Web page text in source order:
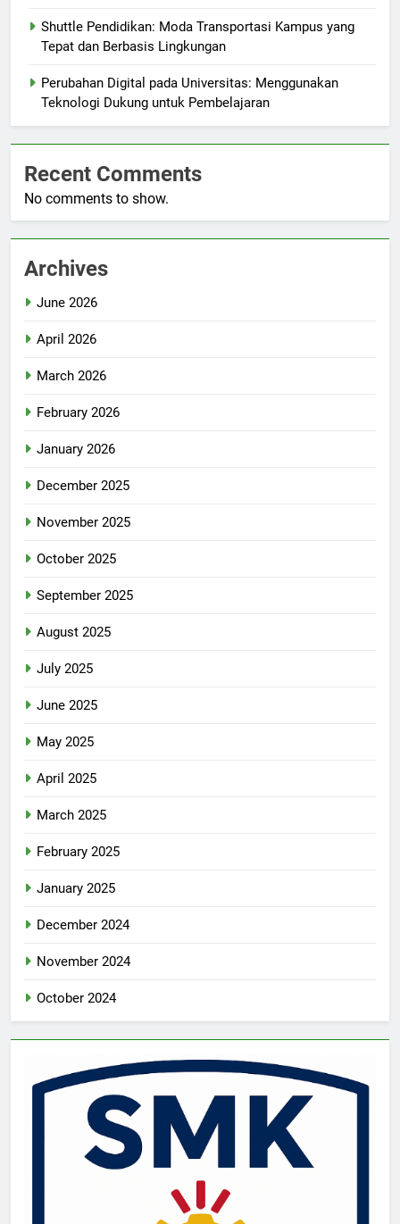
Shuttle Pendidikan: Moda Transportasi Kampus yang
Tepat dan Berbasis Lingkungan
Perubahan Digital pada Universitas: Menggunakan
Teknologi Dukung untuk Pembelajaran
Recent Comments
No comments to show.
Archives
June 2026
April 2026
March 2026
February 2026
January 2026
December 2025
November 2025
October 2025
September 2025
August 2025
July 2025
June 2025
May 2025
April 2025
March 2025
February 2025
January 2025
December 2024
November 2024
October 2024